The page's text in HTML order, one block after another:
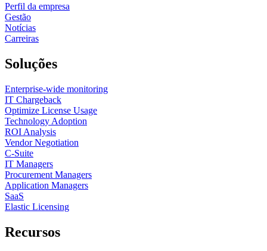
Perfil da empresa
Gestão
Notícias
Carreiras
Soluções
Enterprise-wide monitoring
IT Chargeback
Optimize License Usage
Technology Adoption
ROI Analysis
Vendor Negotiation
C-Suite
IT Managers
Procurement Managers
Application Managers
SaaS
Elastic Licensing
Recursos